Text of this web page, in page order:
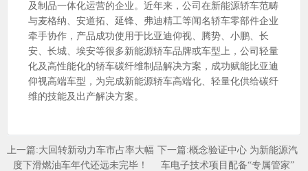
及制品一体化运营的企业。近年来，公司在新能源轿车范畴
与麦格纳、安道拓、延锋、弗迪精工等闻名轿车零部件企业
牵手协作，产品成功使用于比亚迪仰视、腾势、小鹏、长
安、长城、埃安等很多新能源轿车品牌或车型上，公司轻量
化及高性能化的轿车碳纤维制品解决方案，成功赋能比亚迪
仰视高端车型，为完成新能源轿车高端化、轻量化供给碳纤
维的技能及出产解决方案。
上一篇:大回转新动力车市占率大幅
度下滑燃油车年代还远未完毕！
下一篇:概念验证中心 为新能源汽
车电子技术项目配备“专属管家”